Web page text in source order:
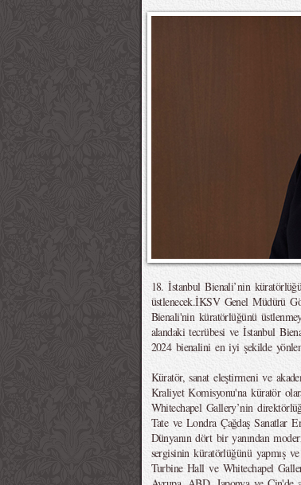
18. İstanbul Bienali’nin
üstlenecek.İKSV Genel Müdürü
Bienali'nin küratörlüğünü
alandaki tecrübesi ve İstanbul
2024 bienalini en iyi şekilde
Küratör, sanat eleştirmeni ve
Kraliyet Komisyonu'na küratör
Whitechapel Gallery’nin
Tate ve Londra Çağdaş Sanatlar
Dünyanın dört bir yanından
sergisinin küratörlüğünü yapmış
Turbine Hall ve Whitechapel